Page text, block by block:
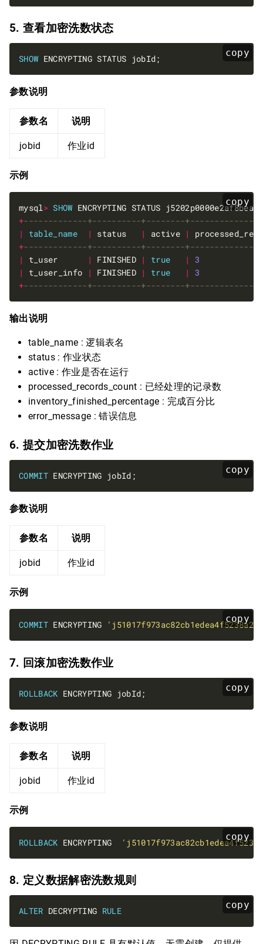
5. 查看加密洗数状态
copy
SHOW
参数说明
参数名 说明
jobid 作业id
示例
copy
mysql> SHOW
+
|
table_name | status | active |
+
|
t_user | FINISHED | true |
3
|
t_user_info | FINISHED | true |
3
+
输出说明
table_name : 逻辑表名
status : 作业状态
active : 作业是否在运行
processed_records_count : 已经处理的记录数
inventory_finished_percentage : 完成百分比
error_message : 错误信息
6. 提交加密洗数作业
copy
COMMIT
参数说明
参数名 说明
jobid 作业id
示例
copy
COMMIT ENCRYPTING
7. 回滚加密洗数作业
copy
ROLLBACK
参数说明
参数名 说明
jobid 作业id
示例
copy
ROLLBACK ENCRYPTING
8. 定义数据解密洗数规则
copy
ALTER DECRYPTING RULE